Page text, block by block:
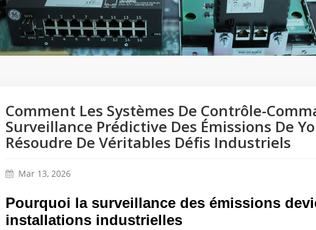
Comment Les Systèmes De Contrôle-
Surveillance Prédictive Des Émissions De
Résoudre De Véritables Défis Industriels
Mar 13, 2026
Pourquoi la surveillance des émissions
installations industrielles